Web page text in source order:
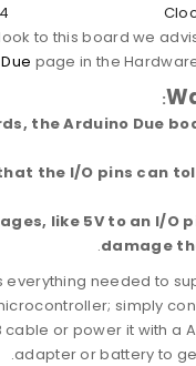
to this board we
page in the
:
the Arduino Due
the I/O pins can
like 5V to an I/O
damage
.
everything needed to
simply
cable or power it with a
adapter or battery to